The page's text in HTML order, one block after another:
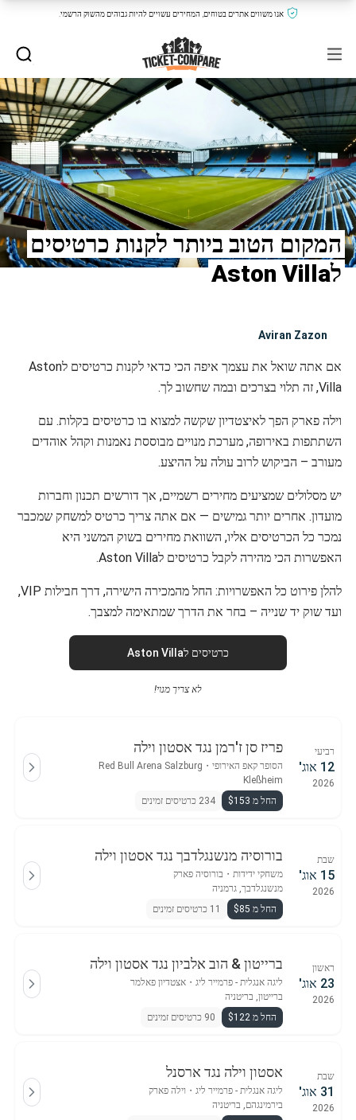
אנו משווים אתרים בטוחים, המחירים עשויים להיות גבוהים מהשוק הרשמי.
המקום הטוב ביותר לקנות כרטיסים
לAston Villa
Aviran Zazon
אם אתה שואל את עצמך איפה הכי כדאי לקנות כרטיסים לAston
Villa, זה תלוי בצרכים ובמה שחשוב לך.
וילה פארק הפך לאיצטדיון שקשה למצוא בו כרטיסים בקלות. עם
השתתפות באירופה, מערכת מנויים מבוססת נאמנות וקהל אוהדים
מעורב – הביקוש לרוב עולה על ההיצע.
יש מסלולים שמציעים מחירים רשמיים, אך דורשים תכנון וחברות
מועדון. אחרים יותר גמישים — אם אתה צריך כרטיס למשחק שמכבר
נמכר כל הכרטיסים אליו, השוואת מחירים בשוק המשני היא
האפשרות הכי מהירה לקבל כרטיסים לAston Villa.
להלן פירוט כל האפשרויות: החל מהמכירה הישירה, דרך חבילות VIP,
ועד שוק יד שנייה – בחר את הדרך שמתאימה למצבך.
כרטיסים לAston Villa
לא צריך מנוי!
רביעי
12 אוג'
2026
פריז סן ז'רמן נגד אסטון וילה
הסופר קאפ האירופי ・
Red Bull Arena Salzburg
Kleßheim
החל מ $153
234 כרטיסים זמינים
שבת
15 אוג'
2026
בורוסיה מנשנגלדבך נגד אסטון וילה
משחקי ידידות ・ בורוסיה פארק
מנשנגלדבך, גרמניה
החל מ $85
11 כרטיסים זמינים
ראשון
23 אוג'
2026
ברייטון & הוב אלביון נגד אסטון וילה
ליגה אנגלית - פרמייר ליג ・ אצטדיון פאלמר
ברייטון, בריטניה
החל מ $122
90 כרטיסים זמינים
שבת
31 אוג'
2026
אסטון וילה נגד ארסנל
ליגה אנגלית - פרמייר ליג ・ וילה פארק
בירמינגהם, בריטניה